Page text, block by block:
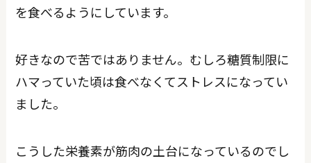
を食べるようにしています。
好きなので苦ではありません。むしろ糖質制限に
ハマっていた頃は食べなくてストレスになってい
ました。
こうした栄養素が筋肉の土台になっているのでし